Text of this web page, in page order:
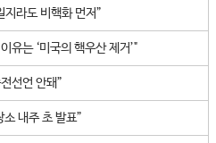
지라도 비핵화 먼저”
유는 ‘미국의 핵우산 제거’"
선언 안돼”
내주 초 발표”